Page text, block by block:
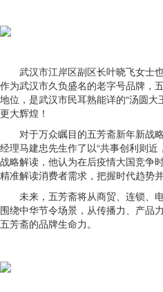
武汉市江岸区副区长叶晓飞女士
作为武汉市久负盛名的老字号品牌，
地位，是武汉市民耳熟能详的“汤圆
更大辉煌！
对于万众瞩目的五芳斋新年新战
经理马建忠先生作了以“共事创利则
战略解读，他认为在后疫情大国竞争
精准解读消费者需求，把握时代趋势
未来，五芳斋将从商贸、连锁、
围绕中华节令场景，从传播力、产品
五芳斋的品牌生命力。